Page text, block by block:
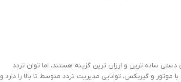
ساده ترین و ارزان ترین گزینه هستند، اما توان تردد
با موتور و گیربکس، توانایی مدیریت تردد متوسط تا بالا را دارد و